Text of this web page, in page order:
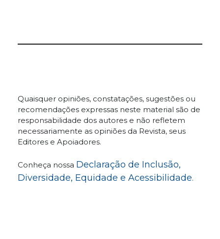
Quaisquer opiniões, constatações, sugestões ou
recomendações expressas neste material são de
responsabilidade dos autores e não refletem
necessariamente as opiniões da Revista, seus
Editores e Apoiadores.
Conheça nossa Declaração de Inclusão,
Diversidade, Equidade e Acessibilidade.